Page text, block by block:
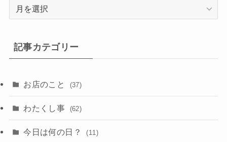
イ
ブ
記事カテゴリー
お店のこと (37)
わたくし事 (62)
今日は何の日？ (11)